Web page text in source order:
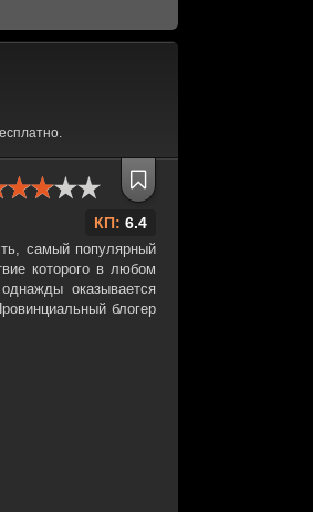
КП: 6.4
самый популярный
которого в любом
оказывается
блогер